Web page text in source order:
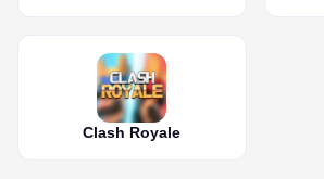
Clash Royale